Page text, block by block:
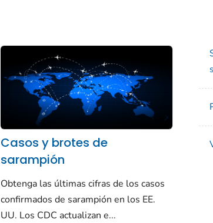
Casos y brotes de
sarampión
Obtenga las últimas cifras de los casos
confirmados de sarampión en los EE.
UU. Los CDC actualizan e...